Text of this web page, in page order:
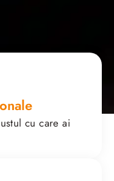
cu care ai